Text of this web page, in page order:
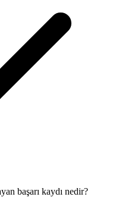
başarı kaydı nedir?